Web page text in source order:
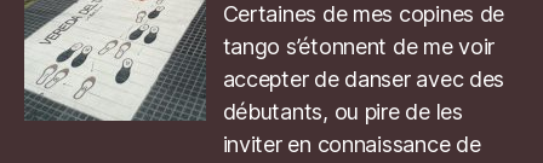
Certaines de mes copines de
tango s’étonnent de me voir
accepter de danser avec des
débutants, ou pire de les
inviter en connaissance de